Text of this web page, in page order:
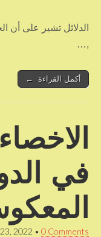
الدلائل تشير على أن
,…
أكمل القراءة ←
في
2022 • 0 Comments